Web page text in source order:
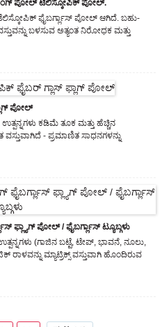
ಪೋಲ್ ಟೆಲಿಸ್ಕೋಪಿಕ್ ಪೋಲ್.
ಫೈಬರ್ಗ್ಲಾಸ್ ಪೋಲ್ ಆಗಿದೆ. ಬಹು-
ಬಳಸುವ ಅತ್ಯಂತ ನಿರೋಧಕ ಮತ್ತು
ಮಾಡಲ್ಪಟ್ಟಿದೆ.
ಮತ್ತು ಸ್ಥಾಪಿಸಲು ಸುಲಭವಾಗಿದೆ, ಹಗುರವಾದ /
ಪೋಲ್
ಕಡಿಮೆ ತೂಕ ಮತ್ತು ಹೆಚ್ಚಿನ
- ಪ್ರಮಾಣಿತ ಸಾಧನಗಳನ್ನು
ಫ್ಲ್ಯಾಗ್ ಪೋಲ್ / ಫೈಬರ್ಗ್ಲಾಸ್ ಟ್ಯೂಬ್ಗಳು
(ಗಾಜಿನ ಬಟ್ಟೆ, ಟೇಪ್, ಭಾವನೆ, ನೂಲು,
ಮ್ಯಾಟ್ರಿಕ್ಸ್ ವಸ್ತುವಾಗಿ ಹೊಂದಿರುವ